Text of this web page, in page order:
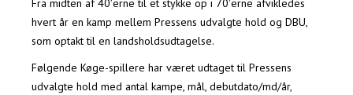
Fra midten af 40′erne til et stykke op i 70′erne afvikledes
hvert år en kamp mellem Pressens udvalgte hold og DBU,
som optakt til en landsholdsudtagelse.
Følgende Køge-spillere har været udtaget til Pressens
udvalgte hold med antal kampe, mål, debutdato/md/år,